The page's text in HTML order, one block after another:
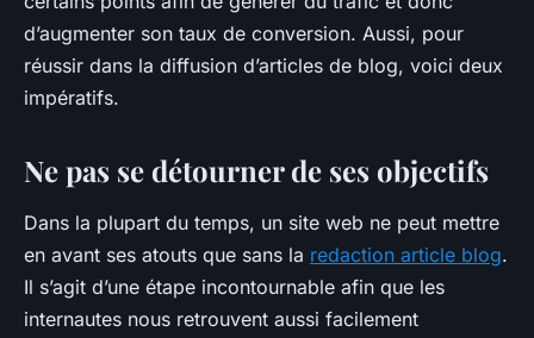
webmaster•24 février 2018•3 min de lecture
d’augmenter son taux de conversion. Aussi, pour
réussir dans la diffusion d’articles de blog, voici deux
impératifs.
Ne pas se détourner de ses objectifs
Dans la plupart du temps, un site web ne peut mettre
en avant ses atouts que sans la redaction article blog.
Il s’agit d’une étape incontournable afin que les
internautes nous retrouvent aussi facilement